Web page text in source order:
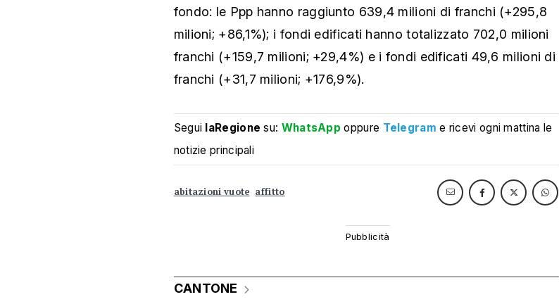
fondo: le Ppp hanno raggiunto 639,4 milioni di franchi (+295,8
milioni; +86,1%); i fondi edificati hanno totalizzato 702,0 milioni
franchi (+159,7 milioni; +29,4%) e i fondi edificati 49,6 milioni di
franchi (+31,7 milioni; +176,9%).
Segui laRegione su: WhatsApp oppure Telegram e ricevi ogni mattina le
notizie principali
abitazioni vuote affitto
CANTONE